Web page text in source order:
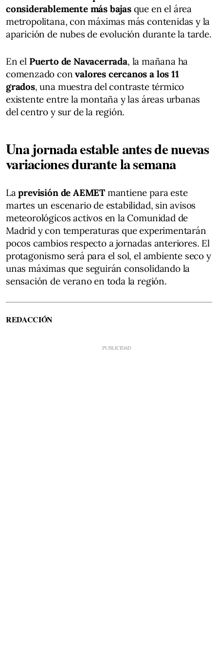
considerablemente más bajasque en el área
metropolitana, con máximas más contenidas y la
aparición de nubes de evolución durante la tarde.
En el Puerto de Navacerrada, la mañana ha
comenzado convalores cercanos a los 11
grados, una muestra del contraste térmico
existente entre la montaña y las áreas urbanas
del centro y sur de la región.
Una jornada estable antes de nuevas
variaciones durante la semana
La previsión de AEMET mantiene para este
martes un escenario de estabilidad, sin avisos
meteorológicos activos en la Comunidad de
Madrid y con temperaturas que experimentarán
pocos cambios respecto a jornadas anteriores. El
protagonismo será para el sol, el ambiente seco y
unas máximas que seguirán consolidando la
sensación de verano en toda la región.
REDACCIÓN